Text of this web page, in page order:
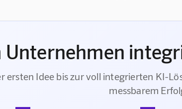
Unternehmen
ersten Idee bis zur voll integrierten KI-
messbarem